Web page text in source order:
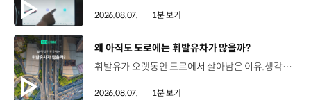
2026.08.07. 1분 보기
[동영상]
왜 아직도 도로에는 휘발유차가 많을까?
휘발유가 오랫동안 도로에서 살아남은 이유.생각보다 강력한 장점이 있었습니다. 현대진행형 팟캐스트 EP.21에서 확인하세요.📻 #현대자동차그룹 #현대진행형 #모빌리티팟캐스트 #휘발유 #내연기관 #연료 #미래모빌리티 #모빌리티
2026.08.07. 1분 보기